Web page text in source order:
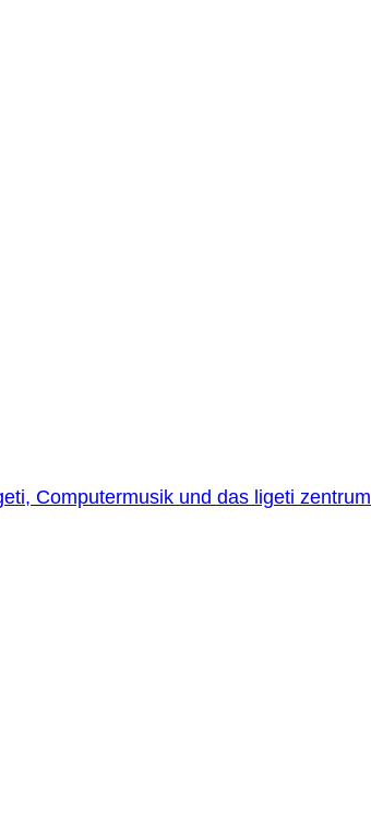
Computermusik und das ligeti zentrum